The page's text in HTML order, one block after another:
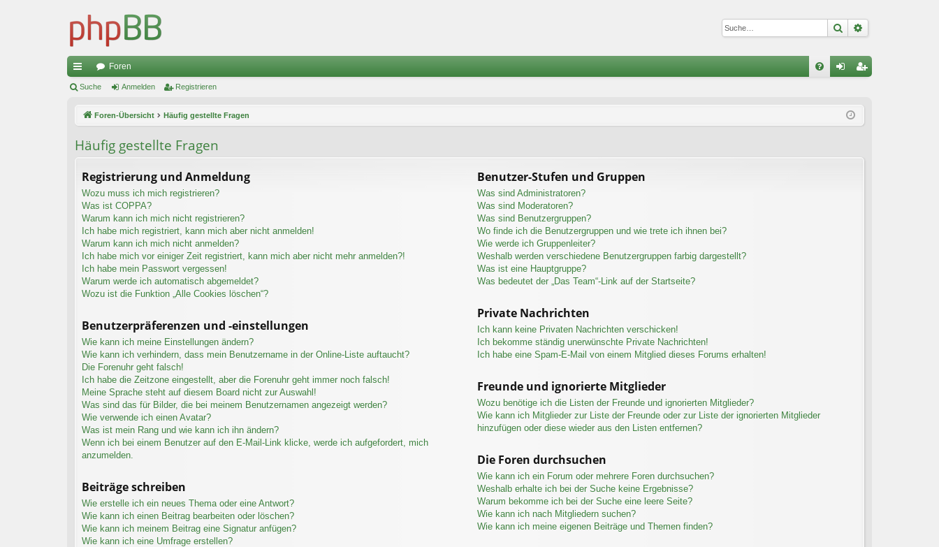
Suche
ch
ug
Foren
ist
Suche Anmelden Registrieren
Foren-Übersicht Häufig gestellte Fragen
Häufig gestellte Fragen
Registrierung und Anmeldung
Wozu muss ich mich registrieren?
Was ist COPPA?
Warum kann ich mich nicht registrieren?
Ich habe mich registriert, kann mich aber nicht anmelden!
Warum kann ich mich nicht anmelden?
Ich habe mich vor einiger Zeit registriert, kann mich aber nicht mehr anmelden?!
Ich habe mein Passwort vergessen!
Warum werde ich automatisch abgemeldet?
Wozu ist die Funktion „Alle Cookies löschen“?
Benutzerpräferenzen und -einstellungen
Wie kann ich meine Einstellungen ändern?
Wie kann ich verhindern, dass mein Benutzername in der Online-Liste auftaucht?
Die Forenuhr geht falsch!
Ich habe die Zeitzone eingestellt, aber die Forenuhr geht immer noch falsch!
Meine Sprache steht auf diesem Board nicht zur Auswahl!
Was sind das für Bilder, die bei meinem Benutzernamen angezeigt werden?
Wie verwende ich einen Avatar?
Was ist mein Rang und wie kann ich ihn ändern?
Wenn ich bei einem Benutzer auf den E-Mail-Link klicke, werde ich aufgefordert, mich
anzumelden.
Beiträge schreiben
Wie erstelle ich ein neues Thema oder eine Antwort?
Wie kann ich einen Beitrag bearbeiten oder löschen?
Wie kann ich meinem Beitrag eine Signatur anfügen?
Wie kann ich eine Umfrage erstellen?
Benutzer-Stufen und Gruppen
Was sind Administratoren?
Was sind Moderatoren?
Was sind Benutzergruppen?
Wo finde ich die Benutzergruppen und wie trete ich ihnen bei?
Wie werde ich Gruppenleiter?
Weshalb werden verschiedene Benutzergruppen farbig dargestellt?
Was ist eine Hauptgruppe?
Was bedeutet der „Das Team“-Link auf der Startseite?
Private Nachrichten
Ich kann keine Privaten Nachrichten verschicken!
Ich bekomme ständig unerwünschte Private Nachrichten!
Ich habe eine Spam-E-Mail von einem Mitglied dieses Forums erhalten!
Freunde und ignorierte Mitglieder
Wozu benötige ich die Listen der Freunde und ignorierten Mitglieder?
Wie kann ich Mitglieder zur Liste der Freunde oder zur Liste der ignorierten Mitglieder
hinzufügen oder diese wieder aus den Listen entfernen?
Die Foren durchsuchen
Wie kann ich ein Forum oder mehrere Foren durchsuchen?
Weshalb erhalte ich bei der Suche keine Ergebnisse?
Warum bekomme ich bei der Suche eine leere Seite?
Wie kann ich nach Mitgliedern suchen?
Wie kann ich meine eigenen Beiträge und Themen finden?